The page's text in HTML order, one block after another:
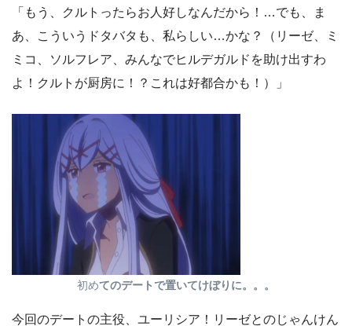
「もう、クルトったらお人好しなんだから！…でも、ま
あ、こういうドタバタも、私らしい…かな？（リーゼ、ミ
ミコ、ソルフレア、みんなでヒルデガルドを助け出すわ
よ！クルトが厨房に！？これは好都合かも！）」
初めてのデートで置いてけぼりに。。。
今回のデートの主役、ユーリシア！リーゼとのじゃんけん